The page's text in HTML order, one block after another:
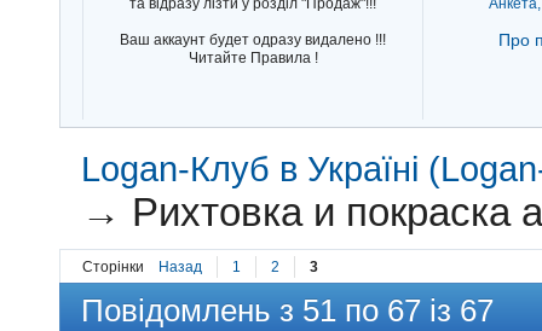
та відразу лізти у розділ "Продаж"!!!
Ваш аккаунт будет одразу видалено !!!
Читайте Правила !
Про
Logan-Клуб в Україні
→ Рихтовка и покраска
Сторінки Назад 1 2 3
Повідомлень з 51 по 67 із 67